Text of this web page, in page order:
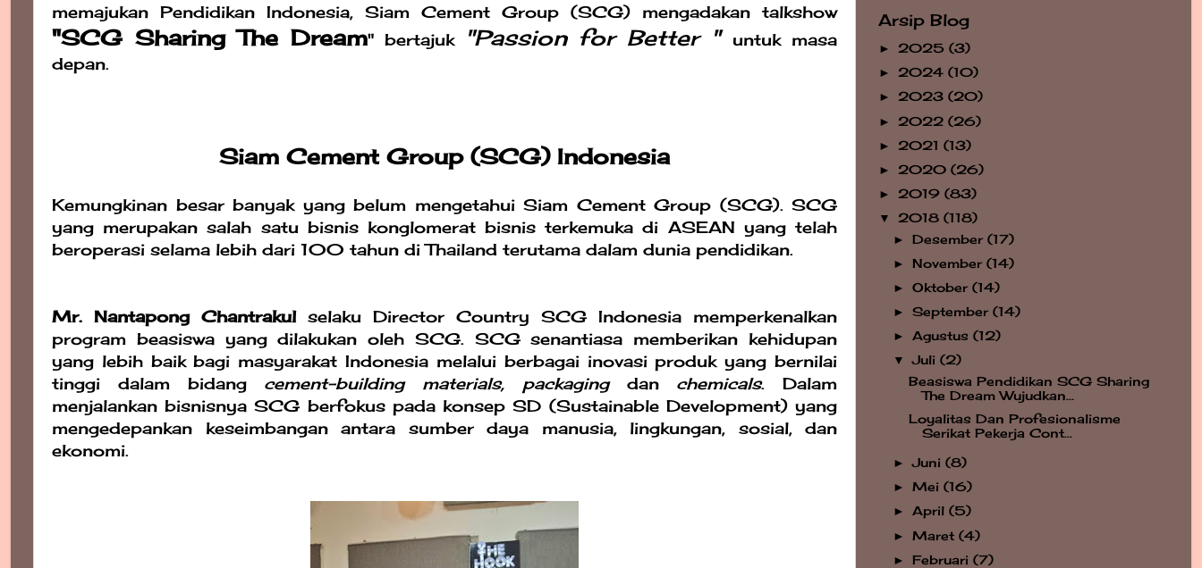
memajukan Pendidikan Indonesia, Siam Cement Group (SCG) mengadakan talkshow
"SCG Sharing The Dream" bertajuk "Passion for Better " untuk masa
depan.
Siam Cement Group (SCG) Indonesia
Kemungkinan besar banyak yang belum mengetahui Siam Cement Group (SCG). SCG
yang merupakan salah satu bisnis konglomerat bisnis terkemuka di ASEAN yang telah
beroperasi selama lebih dari 100 tahun di Thailand terutama dalam dunia pendidikan.
Mr. Nantapong Chantrakulselaku Director Country SCG Indonesia memperkenalkan
program beasiswa yang dilakukan oleh SCG. SCG senantiasa memberikan kehidupan
yang lebih baik bagi masyarakat Indonesia melalui berbagai inovasi produk yang bernilai
tinggi dalam bidang cement-building materials, packaging danchemicals. Dalam
menjalankan bisnisnya SCG berfokus pada konsep SD (Sustainable Development) yang
mengedepankan keseimbangan antara sumber daya manusia, lingkungan, sosial, dan
ekonomi.
Arsip Blog
► 2025 (3)
► 2024 (10)
► 2023 (20)
► 2022 (26)
► 2021 (13)
► 2020 (26)
► 2019 (83)
▼ 2018 (118)
►Desember(17)
►November(14)
►Oktober(14)
►September(14)
►Agustus(12)
▼Juli(2)
Beasiswa Pendidikan SCG Sharing
The Dream Wujudkan...
Loyalitas Dan Profesionalisme
Serikat Pekerja Cont...
►Juni(8)
►Mei(16)
►April(5)
►Maret(4)
►Februari(7)